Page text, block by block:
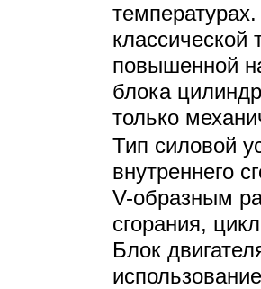
классической
повышенной
блока
только
Тип силовой
внутреннего
V-образным
сгорания,
Блок